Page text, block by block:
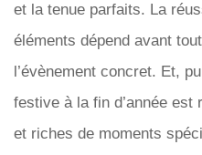
et la tenue parfaits. La
éléments dépend avant
l’évènement concret. Et,
festive à la fin d’année est
et riches de moments